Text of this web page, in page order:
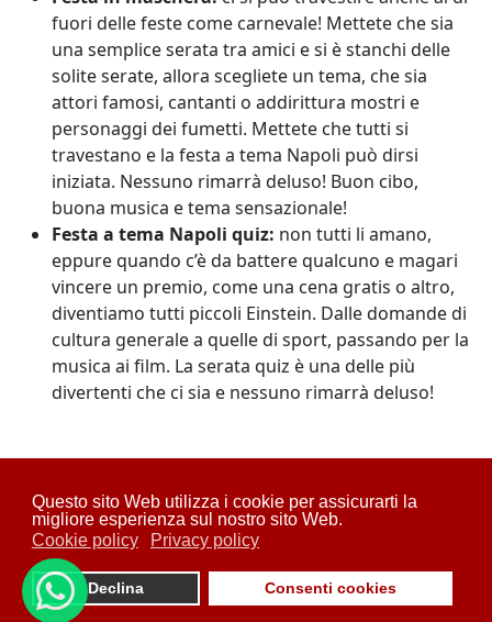
Questo sito Web utilizza i cookie per assicurarti la
migliore esperienza sul nostro sito Web.
Cookie policy
Privacy policy
Declina Consenti cookies
fuori delle feste come carnevale! Mettete che sia
una semplice serata tra amici e si è stanchi delle
solite serate, allora scegliete un tema, che sia
attori famosi, cantanti o addirittura mostri e
personaggi dei fumetti. Mettete che tutti si
travestano e la festa a tema Napoli può dirsi
iniziata. Nessuno rimarrà deluso! Buon cibo,
buona musica e tema sensazionale!
Festa a tema Napoli quiz: non tutti li amano,
eppure quando c’è da battere qualcuno e magari
vincere un premio, come una cena gratis o altro,
diventiamo tutti piccoli Einstein. Dalle domande di
cultura generale a quelle di sport, passando per la
musica ai film. La serata quiz è una delle più
divertenti che ci sia e nessuno rimarrà deluso!
© 2026 Taverna senza pensieri. Hosted byPubblipro Web
Agency Napoli